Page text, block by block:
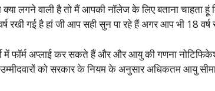
क्या लगने वाली है तो मैं आपकी नॉलेज के लिए बताना चाहता
रखी गई है हां जी आप सही सुन पा रहे हैं अगर आप भी 18
में फॉर्म अप्लाई कर सकते हैं और और आयु की गणना
उम्मीदवारों को सरकार के नियम के अनुसार अधिकतम आयु